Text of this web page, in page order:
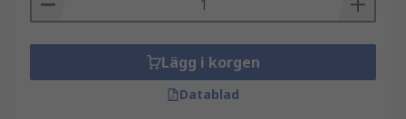
(tvärsnittsarea) eller AWG (American Wire Gauge)
Storleken på den flertrådig ledaren måste vara
korrekt matchad för att möta strömstyrkan.
Ringstorleken matchas mot bult- eller
Lägg i korgen
Datablad